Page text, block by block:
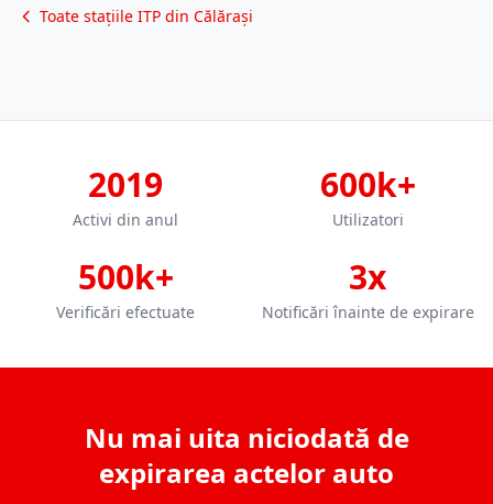
Toate stațiile ITP din Călărași
2019
Activi din anul
600k+
Utilizatori
500k+
Verificări efectuate
3x
Notificări înainte de expirare
Nu mai uita niciodată de
expirarea actelor auto